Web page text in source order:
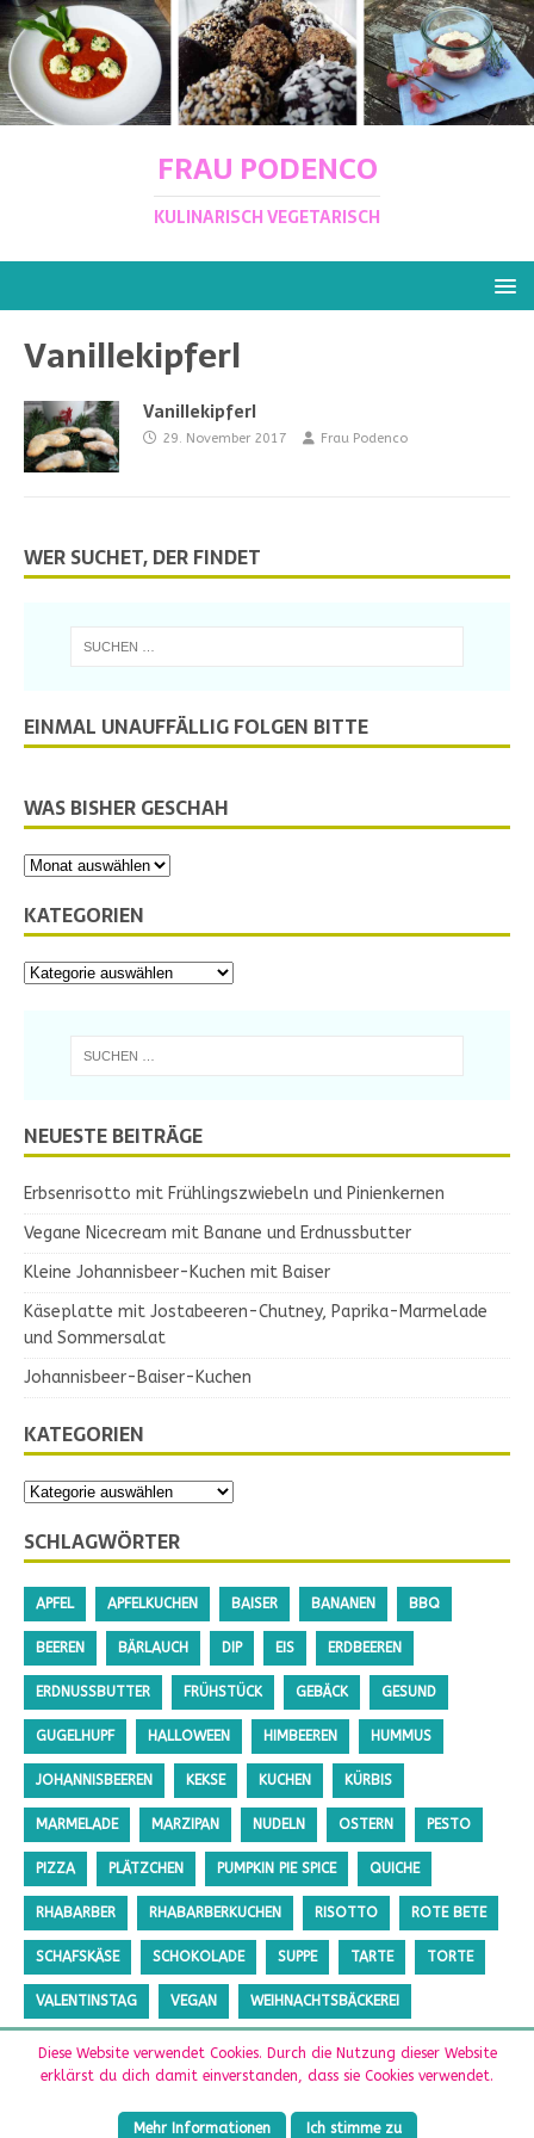
FRAU PODENCO
KULINARISCH VEGETARISCH
Vanillekipferl
Vanillekipferl
29. November 2017 Frau Podenco
WER SUCHET, DER FINDET
EINMAL UNAUFFÄLLIG FOLGEN BITTE
WAS BISHER GESCHAH
KATEGORIEN
NEUESTE BEITRÄGE
Erbsenrisotto mit Frühlingszwiebeln und Pinienkernen
Vegane Nicecream mit Banane und Erdnussbutter
Kleine Johannisbeer-Kuchen mit Baiser
Käseplatte mit Jostabeeren-Chutney, Paprika-Marmelade
und Sommersalat
Johannisbeer-Baiser-Kuchen
KATEGORIEN
SCHLAGWÖRTER
APFEL APFELKUCHEN BAISER BANANEN BBQ
BEEREN BÄRLAUCH DIP EIS ERDBEEREN
ERDNUSSBUTTER FRÜHSTÜCK GEBÄCK GESUND
GUGELHUPF HALLOWEEN HIMBEEREN HUMMUS
JOHANNISBEEREN KEKSE KUCHEN KÜRBIS
MARMELADE MARZIPAN NUDELN OSTERN PESTO
PIZZA PLÄTZCHEN PUMPKIN PIE SPICE QUICHE
RHABARBER RHABARBERKUCHEN RISOTTO ROTE BETE
SCHAFSKÄSE SCHOKOLADE SUPPE TARTE TORTE
VALENTINSTAG VEGAN WEIHNACHTSBÄCKEREI
ZUCCHINI ZUCKERFREI
Diese Website verwendet Cookies. Durch die Nutzung dieser Website
erklärst du dich damit einverstanden, dass sie Cookies verwendet.
Mehr Informationen Ich stimme zu